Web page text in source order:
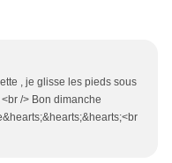
, je glisse les pieds sous
/> Bon dimanche